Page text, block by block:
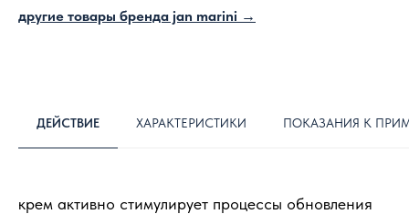
другие товары бренда jan marini →
ДЕЙСТВИЕ ХАРАКТЕРИСТИКИ ПОКАЗАНИЯ К
крем активно стимулирует процессы обновления